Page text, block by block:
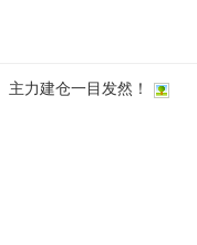
力建仓一目发然！